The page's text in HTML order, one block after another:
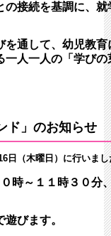
接続を基調に、就
通して、幼児教育
人一人の「学びの
ド」のお知らせ
日（木曜日）に行いまし
時～１１時３０分
びます。